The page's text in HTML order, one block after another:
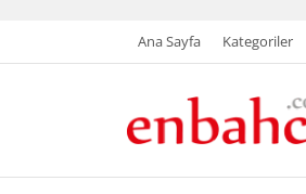
Ana Sayfa Kategoriler